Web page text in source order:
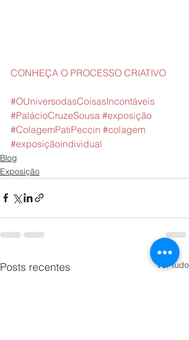
CONHEÇA O PROCESSO CRIATIVO
#OUniversodasCoisasIncontáveis
#PalácioCruzeSousa #exposição
#ColagemPatiPeccin #colagem
#exposiçãoindividual
Blog
Exposição
Posts recentes Ver tudo